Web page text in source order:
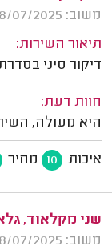
משוב: 08/07/2025
תיאור השירות:
דיקור סיני
חוות דעת:
היא מעולה,
איכות 10 מחיר
שני מקלאוד,
משוב: 08/07/2025